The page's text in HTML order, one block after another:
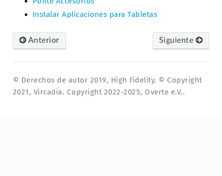
Instalar Aplicaciones para Tabletas
Anterior Siguiente
© Derechos de autor 2019, High Fidelity. © Copyright
2021, Vircadia. Copyright 2022-2025, Overte e.V..